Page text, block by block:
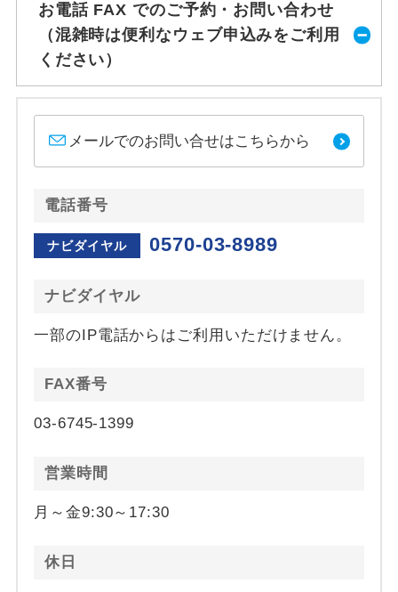
お電話 FAX でのご予約・お問い合わせ
（混雑時は便利なウェブ申込みをご利用
ください）
メールでのお問い合せはこちらから
電話番号
ナビダイヤル 0570-03-8989
ナビダイヤル
一部のIP電話からはご利用いただけません。
FAX番号
03-6745-1399
営業時間
月～金9:30～17:30
休日